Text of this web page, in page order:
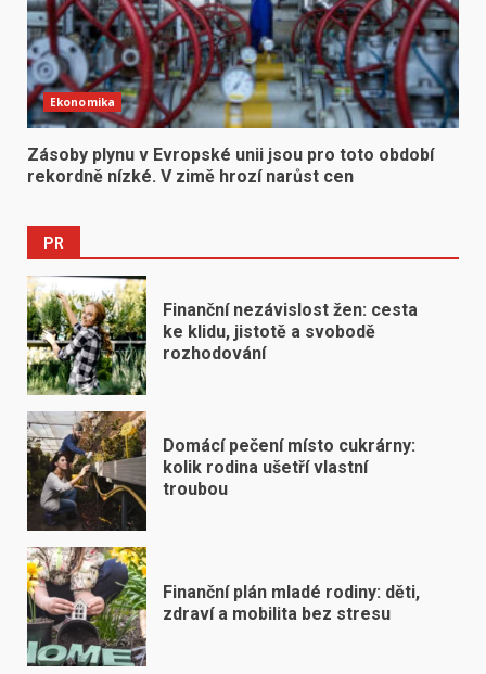
Ekonomika
Zásoby plynu v Evropské unii jsou pro toto období
rekordně nízké. V zimě hrozí narůst cen
PR
Finanční nezávislost žen: cesta
ke klidu, jistotě a svobodě
rozhodování
Domácí pečení místo cukrárny:
kolik rodina ušetří vlastní
troubou
Finanční plán mladé rodiny: děti,
zdraví a mobilita bez stresu